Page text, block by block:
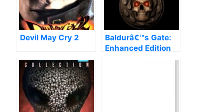
Devil May Cry 2
Baldurâ€™s Gate:
Enhanced Edition